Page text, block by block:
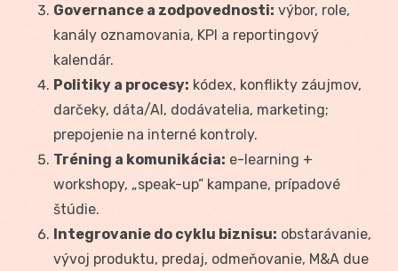
Governance a zodpovednosti: výbor, role,
kanály oznamovania, KPI a reportingový
kalendár.
Politiky a procesy: kódex, konflikty záujmov,
darčeky, dáta/AI, dodávatelia, marketing;
prepojenie na interné kontroly.
Tréning a komunikácia: e-learning +
workshopy, „speak-up“ kampane, prípadové
štúdie.
Integrovanie do cyklu biznisu: obstarávanie,
vývoj produktu, predaj, odmeňovanie, M&A due